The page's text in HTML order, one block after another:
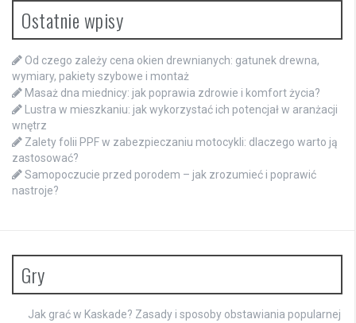
Ostatnie wpisy
Od czego zależy cena okien drewnianych: gatunek drewna,
wymiary, pakiety szybowe i montaż
Masaż dna miednicy: jak poprawia zdrowie i komfort życia?
Lustra w mieszkaniu: jak wykorzystać ich potencjał w aranżacji
wnętrz
Zalety folii PPF w zabezpieczaniu motocykli: dlaczego warto ją
zastosować?
Samopoczucie przed porodem – jak zrozumieć i poprawić
nastroje?
Gry
Jak grać w Kaskade? Zasady i sposoby obstawiania popularnej